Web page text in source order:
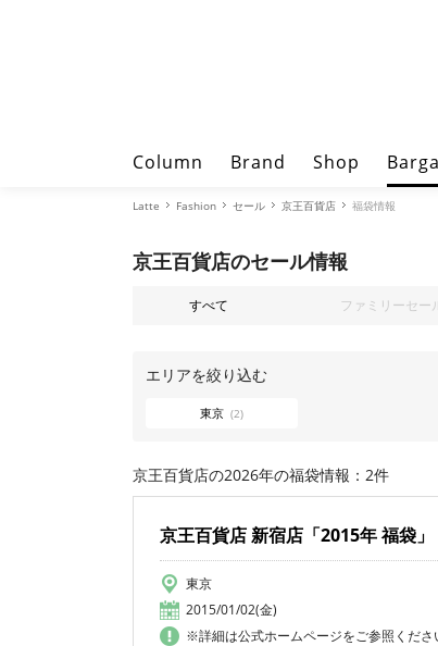
Column Brand Shop
Latte Fashion セール 京王百貨店 福袋情報
京王百貨店のセール情報
すべて ファミリーセー
エリアを絞り込む
東京 (2)
京王百貨店の2026年の福袋情報：2件
京王百貨店 新宿店「2015年 福袋」
東京
2015/01/02(金)
※詳細は公式ホームページをご参照くださ